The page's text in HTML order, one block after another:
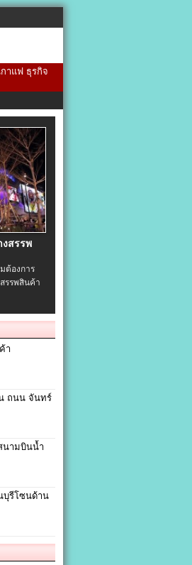
าแฟ ธุรกิจ
สรรพ
ต้องการ
รรพสินค้า
า
ถนน จันทร์
นามบินน้ำ
บุรีโซนด้าน